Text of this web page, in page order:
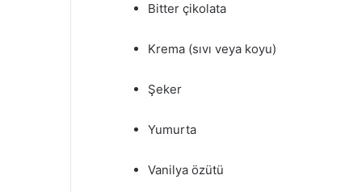
Bitter çikolata
Krema (sıvı veya koyu)
Şeker
Yumurta
Vanilya özütü